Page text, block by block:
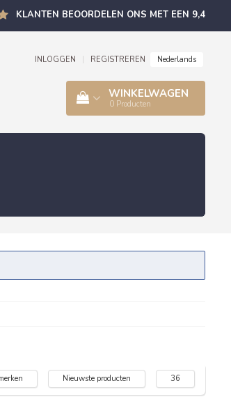
KLANTEN BEOORDELEN ONS MET EEN 9,4
INLOGGEN REGISTREREN Nederlands
WINKELWAGEN
0 Producten
Nieuwste producten 36